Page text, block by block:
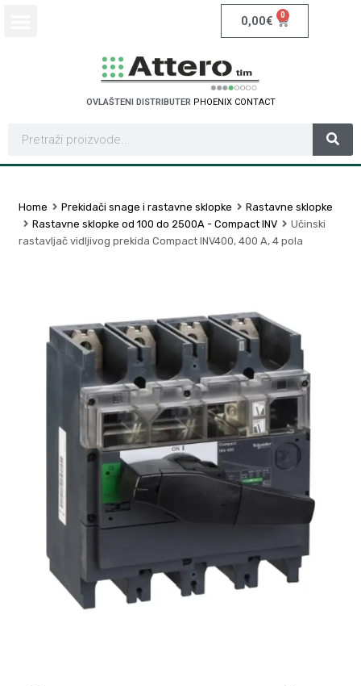
0,00€ 0
OVLAŠTENI DISTRIBUTER PHOENIX CONTACT
Home Prekidači snage i rastavne sklopke
Rastavne sklopke
Rastavne sklopke od 100 do 2500A - Compact INV
Učinski
rastavljač vidljivog prekida Compact INV400, 400 A, 4 pola